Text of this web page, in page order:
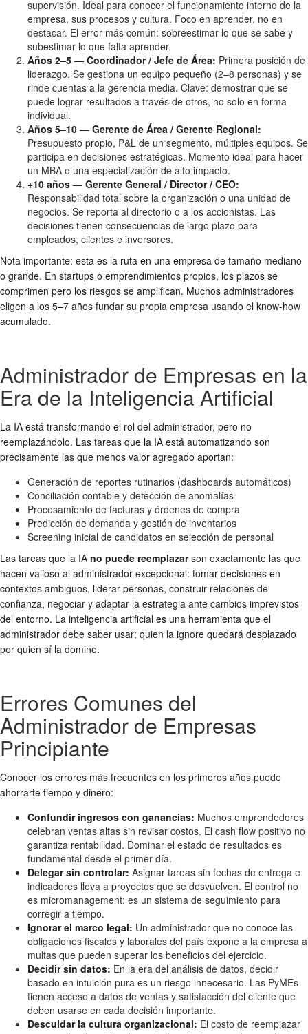
supervisión. Ideal para conocer el funcionamiento interno de la
empresa, sus procesos y cultura. Foco en aprender, no en
destacar. El error más común: sobreestimar lo que se sabe y
subestimar lo que falta aprender.
Años 2–5 — Coordinador / Jefe de Área: Primera posición de
liderazgo. Se gestiona un equipo pequeño (2–8 personas) y se
rinde cuentas a la gerencia media. Clave: demostrar que se
puede lograr resultados a través de otros, no solo en forma
individual.
Años 5–10 — Gerente de Área / Gerente Regional:
Presupuesto propio, P&L de un segmento, múltiples equipos. Se
participa en decisiones estratégicas. Momento ideal para hacer
un MBA o una especialización de alto impacto.
+10 años — Gerente General / Director / CEO:
Responsabilidad total sobre la organización o una unidad de
negocios. Se reporta al directorio o a los accionistas. Las
decisiones tienen consecuencias de largo plazo para
empleados, clientes e inversores.
Nota importante: esta es la ruta en una empresa de tamaño mediano
o grande. En startups o emprendimientos propios, los plazos se
comprimen pero los riesgos se amplifican. Muchos administradores
eligen a los 5–7 años fundar su propia empresa usando el know-how
acumulado.
Administrador de Empresas en la
Era de la Inteligencia Artificial
La IA está transformando el rol del administrador, pero no
reemplazándolo. Las tareas que la IA está automatizando son
precisamente las que menos valor agregado aportan:
Generación de reportes rutinarios (dashboards automáticos)
Conciliación contable y detección de anomalías
Procesamiento de facturas y órdenes de compra
Predicción de demanda y gestión de inventarios
Screening inicial de candidatos en selección de personal
Las tareas que la IA no puede reemplazarson exactamente las que
hacen valioso al administrador excepcional: tomar decisiones en
contextos ambiguos, liderar personas, construir relaciones de
confianza, negociar y adaptar la estrategia ante cambios imprevistos
del entorno. La inteligencia artificial es una herramienta que el
administrador debe saber usar; quien la ignore quedará desplazado
por quien sí la domine.
Errores Comunes del
Administrador de Empresas
Principiante
Conocer los errores más frecuentes en los primeros años puede
ahorrarte tiempo y dinero:
Confundir ingresos con ganancias: Muchos emprendedores
celebran ventas altas sin revisar costos. El cash flow positivo no
garantiza rentabilidad. Dominar el estado de resultados es
fundamental desde el primer día.
Delegar sin controlar: Asignar tareas sin fechas de entrega e
indicadores lleva a proyectos que se desvuelven. El control no
es micromanagement: es un sistema de seguimiento para
corregir a tiempo.
Ignorar el marco legal: Un administrador que no conoce las
obligaciones fiscales y laborales del país expone a la empresa a
multas que pueden superar los beneficios del ejercicio.
Decidir sin datos: En la era del análisis de datos, decidir
basado en intuición pura es un riesgo innecesario. Las PyMEs
tienen acceso a datos de ventas y satisfacción del cliente que
deben usarse en cada decisión importante.
Descuidar la cultura organizacional: El costo de reemplazar